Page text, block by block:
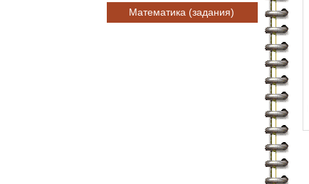
Математика (задания)